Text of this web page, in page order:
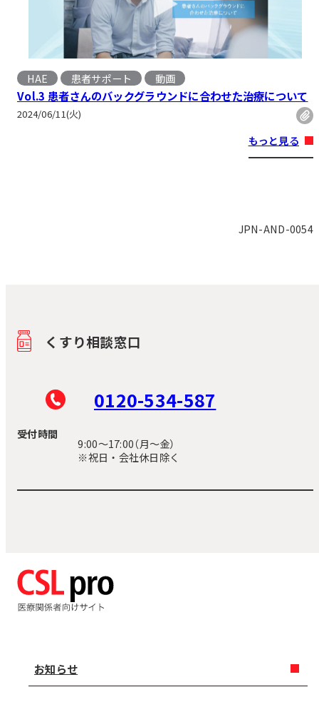
HAE 患者サポート
, 動画
Vol.3 患者さんのバックグラウンドに合わせた治療について
2024/06/11(火)
もっと見る
JPN-AND-0054
くすり相談窓口
0120-534-587
受付時間
9:00〜17:00（月～金）
※祝日・会社休日除く
お知らせ